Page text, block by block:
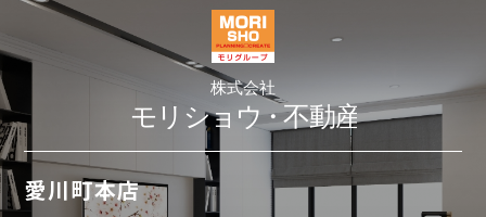
愛川町本店